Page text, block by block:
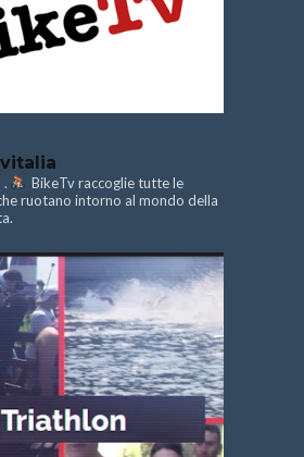
.
BikeTv raccoglie tutte le
ruotano intorno al mondo della